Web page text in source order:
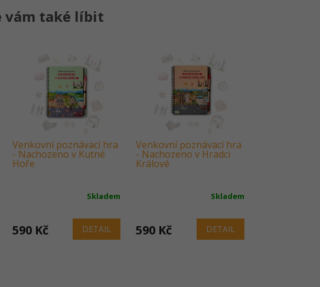
vám také líbit
Venkovní poznávací hra
- Nachozeno v Kutné
Hoře
Skladem
590 Kč DETAIL
Venkovní poznávací hra
- Nachozeno v Hradci
Králové
Skladem
590 Kč DETAIL